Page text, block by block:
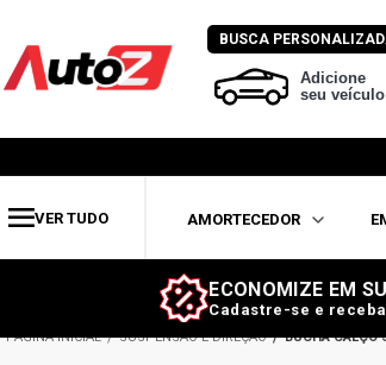
BUSCA
Adicione
seu veículo
VER TUDO AMORTECEDOR
ECONOMIZE EM
Cadastre-se e
SUSPENSÃO E DIREÇÃO BUCHA CALÇO